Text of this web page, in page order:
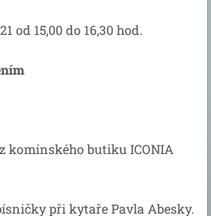
15,00 do 16,30 hod.
komínského butiku ICONIA
při kytaře Pavla Abesky.